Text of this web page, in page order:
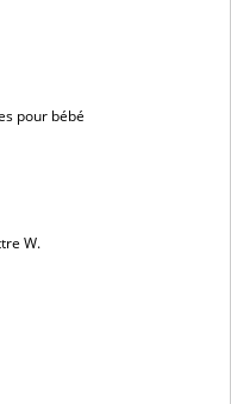
pour bébé
W.